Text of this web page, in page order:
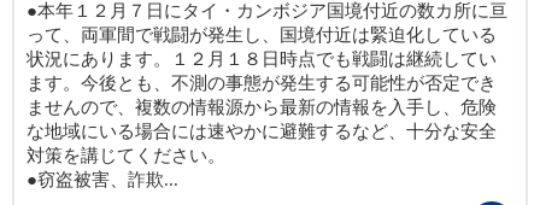
●本年１２月７日にタイ・カンボジア国境付近の数カ所に亘
って、両軍間で戦闘が発生し、国境付近は緊迫化している
状況にあります。１２月１８日時点でも戦闘は継続してい
ます。今後とも、不測の事態が発生する可能性が否定でき
ませんので、複数の情報源から最新の情報を入手し、危険
な地域にいる場合には速やかに避難するなど、十分な安全
対策を講じてください。
●窃盗被害、詐欺...